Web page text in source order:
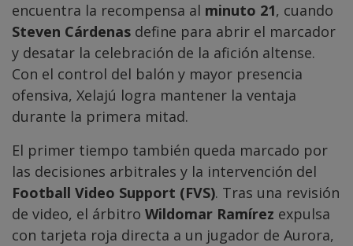
encuentra la recompensa al minuto 21, cuando
Steven Cárdenas define para abrir el marcador
y desatar la celebración de la afición altense.
Con el control del balón y mayor presencia
ofensiva, Xelajú logra mantener la ventaja
durante la primera mitad.
El primer tiempo también queda marcado por
las decisiones arbitrales y la intervención del
Football Video Support (FVS). Tras una revisión
de video, el árbitro Wildomar Ramírez expulsa
con tarjeta roja directa a un jugador de Aurora,